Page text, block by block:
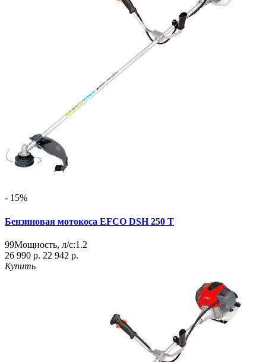
- 15%
Бензиновая мотокоса EFCO DSH 250 T
99Мощность, л/с:1.2
26 990 р. 22 942 р.
Купить